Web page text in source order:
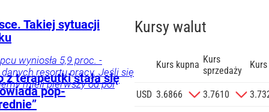
na
podany
Takiej sytuacji
wyniosła 5,9 proc. -
resortu pracy. Jeśli się
mieli pierwszy od pół
z terapeutki stała się
pop-
Kursy walut
Kurs kupna Kurs
sprzedaży
USD 3.6866 3.7610